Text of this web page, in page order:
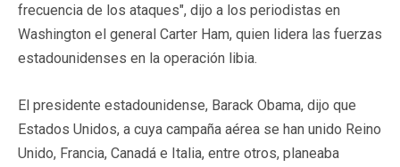
frecuencia de los ataques", dijo a los periodistas en
Washington el general Carter Ham, quien lidera las fuerzas
estadounidenses en la operación libia.
El presidente estadounidense, Barack Obama, dijo que
Estados Unidos, a cuya campaña aérea se han unido Reino
Unido, Francia, Canadá e Italia, entre otros, planeaba